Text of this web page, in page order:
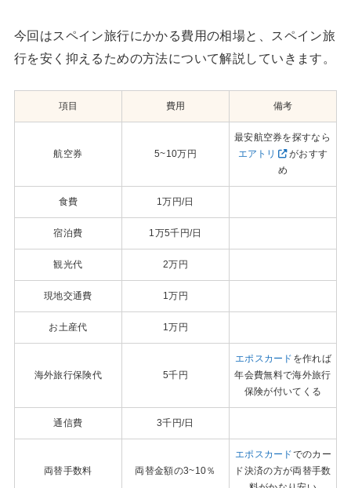
今回はスペイン旅行にかかる費用の相場と、スペイン旅
行を安く抑えるための方法について解説していきます。
項目 費用 備考
航空券 5~10万円
最安航空券を探すなら
エアトリ
がおすす
め
食費 1万円/日
宿泊費 1万5千円/日
観光代 2万円
現地交通費 1万円
お土産代 1万円
海外旅行保険代 5千円
エポスカード を作れば
年会費無料で海外旅行
保険が付いてくる
通信費 3千円/日
両替手数料 両替金額の3~10％
エポスカードでのカー
ド決済の方が両替手数